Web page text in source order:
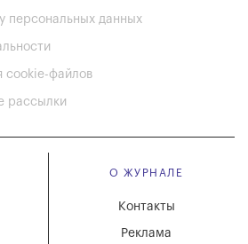
персональных данных
cookie-файлов
рассылки
О ЖУРНАЛЕ
Реклама
Контакты